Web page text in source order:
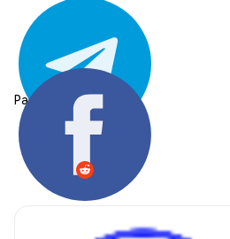
Partager: